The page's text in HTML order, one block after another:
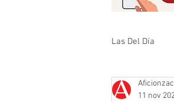
Las Del Día
Que no se
Aficionzac
11 nov